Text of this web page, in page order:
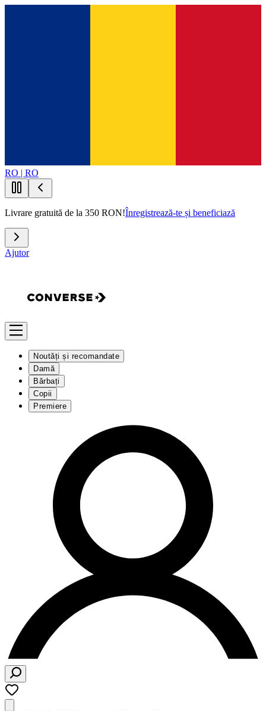
RO | RO
Livrare gratuită de la 350 RON!Înregistrează-te și beneficiază
Ajutor
Noutăți și recomandate
Damă
Bărbați
Copii
Premiere